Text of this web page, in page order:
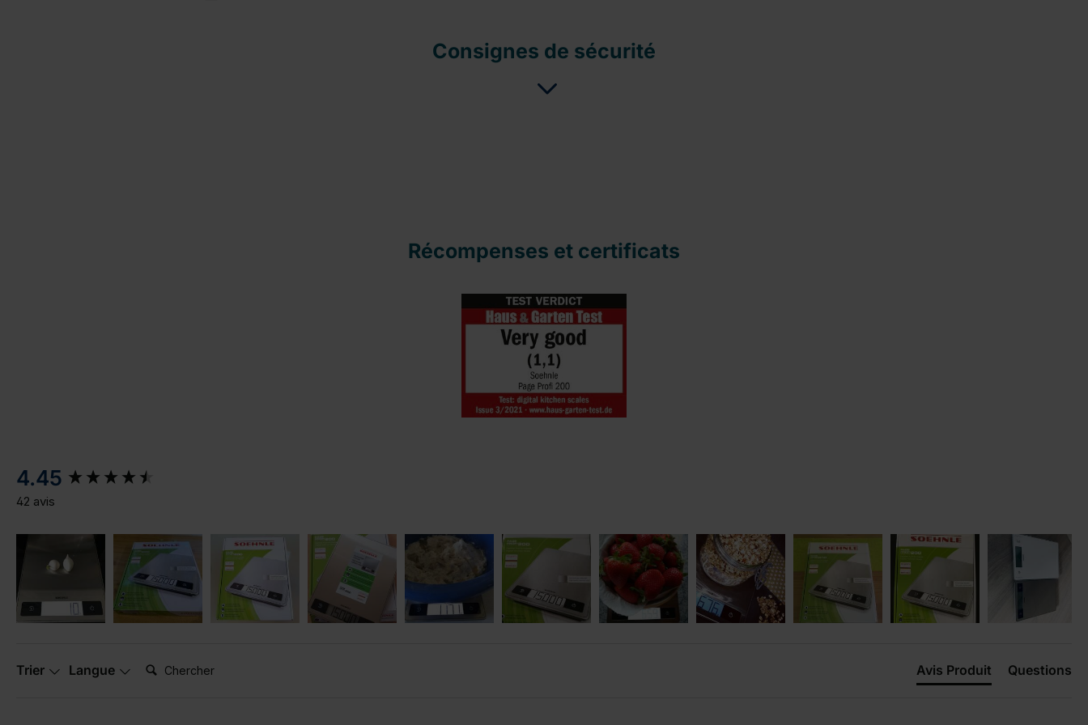
Consignes de sécurité
Récompenses et certificats
4.45
42 avis
Trier Langue Chercher: Avis Produit Questions
New content loaded